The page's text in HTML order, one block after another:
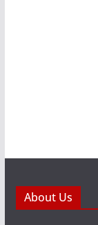
About Us